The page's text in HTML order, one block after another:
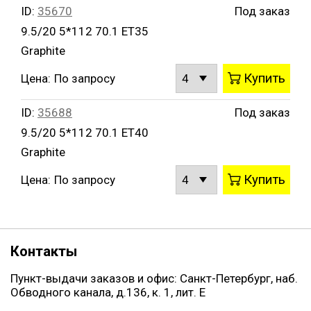
ID: 35670
9.5/20 5*112 70.1 ET35
Graphite
Под заказ
Цена: По запросу Купить
ID: 35688
9.5/20 5*112 70.1 ET40
Graphite
Под заказ
Цена: По запросу Купить
Контакты
Пункт-выдачи заказов и офис: Санкт-Петербург, наб.
Обводного канала, д.136, к. 1, лит. Е